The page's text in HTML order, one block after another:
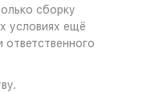
сборку
условиях ещё